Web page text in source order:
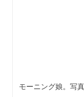
モーニング娘。写